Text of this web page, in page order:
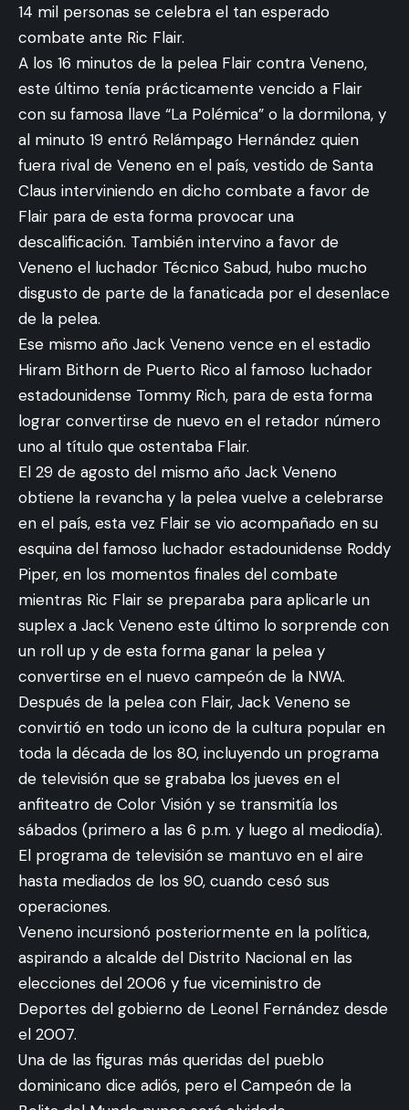
14 mil personas se celebra el tan esperado
combate ante Ric Flair.
A los 16 minutos de la pelea Flair contra Veneno,
este último tenía prácticamente vencido a Flair
con su famosa llave “La Polémica” o la dormilona, y
al minuto 19 entró Relámpago Hernández quien
fuera rival de Veneno en el país, vestido de Santa
Claus interviniendo en dicho combate a favor de
Flair para de esta forma provocar una
descalificación. También intervino a favor de
Veneno el luchador Técnico Sabud, hubo mucho
disgusto de parte de la fanaticada por el desenlace
de la pelea.
Ese mismo año Jack Veneno vence en el estadio
Hiram Bithorn de Puerto Rico al famoso luchador
estadounidense Tommy Rich, para de esta forma
lograr convertirse de nuevo en el retador número
uno al título que ostentaba Flair.
El 29 de agosto del mismo año Jack Veneno
obtiene la revancha y la pelea vuelve a celebrarse
en el país, esta vez Flair se vio acompañado en su
esquina del famoso luchador estadounidense Roddy
Piper, en los momentos finales del combate
mientras Ric Flair se preparaba para aplicarle un
suplex a Jack Veneno este último lo sorprende con
un roll up y de esta forma ganar la pelea y
convertirse en el nuevo campeón de la NWA.
Después de la pelea con Flair, Jack Veneno se
convirtió en todo un icono de la cultura popular en
toda la década de los 80, incluyendo un programa
de televisión que se grababa los jueves en el
anfiteatro de Color Visión y se transmitía los
sábados (primero a las 6 p.m. y luego al mediodía).
El programa de televisión se mantuvo en el aire
hasta mediados de los 90, cuando cesó sus
operaciones.
Veneno incursionó posteriormente en la política,
aspirando a alcalde del Distrito Nacional en las
elecciones del 2006 y fue viceministro de
Deportes del gobierno de Leonel Fernández desde
el 2007.
Una de las figuras más queridas del pueblo
dominicano dice adiós, pero el Campeón de la